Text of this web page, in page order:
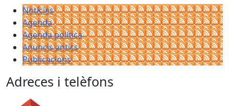
Notícies
Agenda
Agenda política
Anuncis antics
Publicacions
Adreces i telèfons